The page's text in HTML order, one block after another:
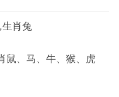
肖兔
鼠、马、牛、猴、虎